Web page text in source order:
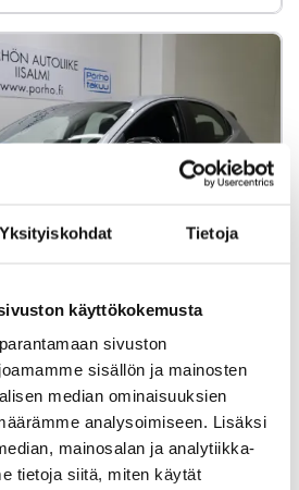
Yksityiskohdat Tietoja
käyttökokemusta
sivuston
sisällön ja mainosten
median ominaisuuksien
analysoimiseen. Lisäksi
mainosalan ja analytiikka-
tietoja siitä, miten käytät
Hybrid
Safety Pack
Automaatti
Etuveto